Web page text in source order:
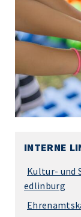
INTERNE
Kultur- und
edlinburg